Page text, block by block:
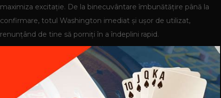
maximiza excitație. De la binecuvântare îmbunătățire până la
confirmare, totul Washington imediat și ușor de utilizat,
renunțând de tine să porniți în a îndeplini rapid.